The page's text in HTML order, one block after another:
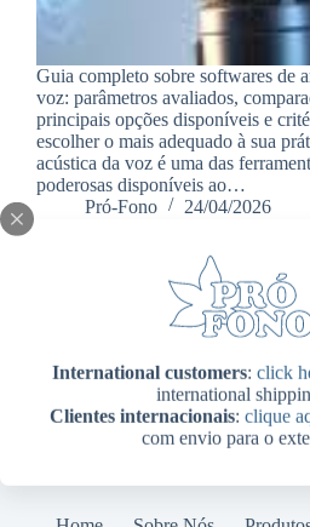
International customers: click
international
Clientes internacionais: clique
com envio para o
Guia completo sobre softwares de
voz: parâmetros avaliados,
principais opções disponíveis e
escolher o mais adequado à sua
acústica da voz é uma das
poderosas disponíveis ao…
Pró-Fono
24/04/2026